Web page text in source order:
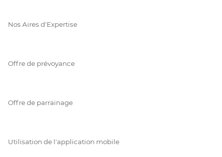
Nos Aires d'Expertise
Offre de prévoyance
Offre de parrainage
Utilisation de l'application mobile